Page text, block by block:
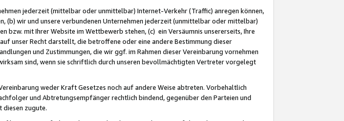
jederzeit (mittelbar oder unmittelbar) Internet-Verkehr (Traffic) anregen können,
(b) wir und unsere verbundenen Unternehmen jederzeit (unmittelbar oder mittelbar)
mit Ihrer Website im Wettbewerb stehen, (c) ein Versäumnis unsererseits, Ihre
unser Recht darstellt, die betroffene oder eine andere Bestimmung dieser
und Zustimmungen, die wir ggf. im Rahmen dieser Vereinbarung vornehmen
sind, wenn sie schriftlich durch unseren bevollmächtigten Vertreter vorgelegt
weder Kraft Gesetzes noch auf andere Weise abtreten. Vorbehaltlich
und Abtretungsempfänger rechtlich bindend, gegenüber den Parteien und
diesen zugute.